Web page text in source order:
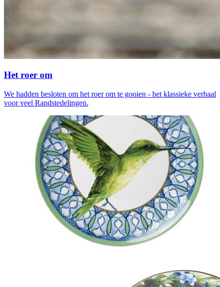
Het roer om
We hadden besloten om het roer om te gooien - het klassieke verhaal
voor veel Randstedelingen.